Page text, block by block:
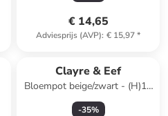
€ 14,65
Adviesprijs (AVP): € 15,97*
Clayre & Eef
Bloempot beige/zwart - (H)13
x Ø 16 cm
-35%